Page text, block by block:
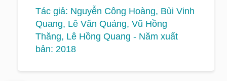
FOR PATIENTS WITH EARLY STAGE
OF BREAST CANCER AT K
HOSPITAL
Tác giả: Nguyễn Công Hoàng, Bùi Vinh
Quang, Lê Văn Quảng, Vũ Hồng
Thăng, Lê Hồng Quang - Năm xuất
bản: 2018